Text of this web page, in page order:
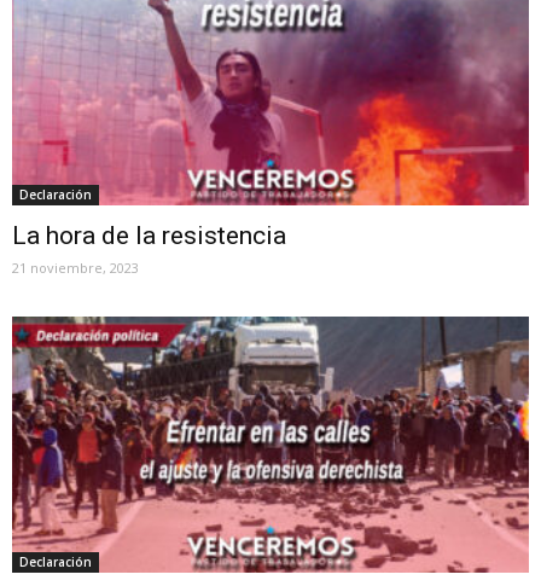
Declaración
La hora de la resistencia
21 noviembre, 2023
Declaración